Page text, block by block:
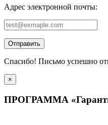
Адрес электронной почты:
Отправить
Спасибо! Письмо успешно
×
ПРОГРАММА